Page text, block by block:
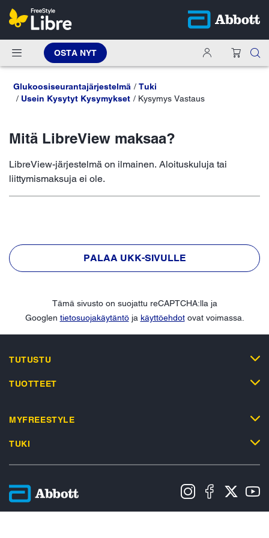
OSTA NYT
Glukoosiseurantajärjestelmä
Tuki
Usein Kysytyt Kysymykset
Kysymys Vastaus
Mitä LibreView maksaa?
LibreView-järjestelmä on ilmainen. Aloituskuluja tai
liittymismaksuja ei ole.
PALAA UKK-SIVULLE
Tämä sivusto on suojattu reCAPTCHA:lla ja
Googlen tietosuojakäytäntöja käyttöehdotovat voimassa.
TUTUSTU
TUOTTEET
MYFREESTYLE
TUKI